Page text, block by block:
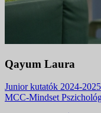
Qayum Laura
Junior kutatók 2024-2025
MCC-Mindset